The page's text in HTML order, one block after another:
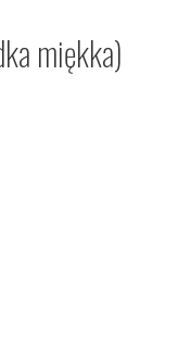
miękka)